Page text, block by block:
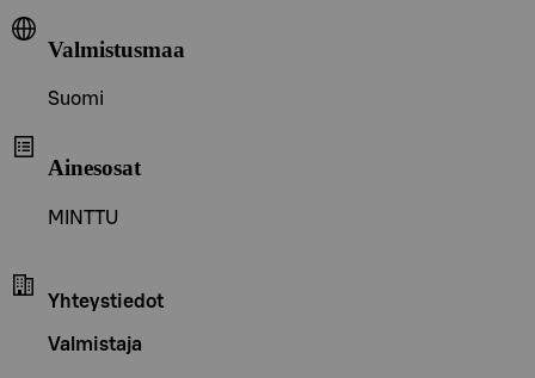
Valmistusmaa
Suomi
Ainesosat
MINTTU
Yhteystiedot
Valmistaja